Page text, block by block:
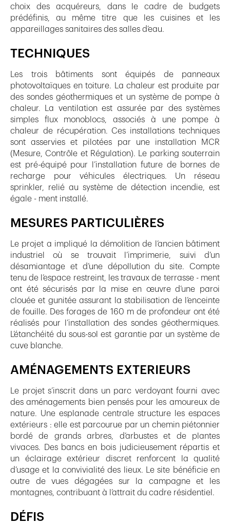
choix des acquéreurs, dans le cadre de budgets
prédéfinis, au même titre que les cuisines et les
appareillages sanitaires des salles d’eau.
TECHNIQUES
Les trois bâtiments sont équipés de panneaux
photovoltaïques en toiture. La chaleur est produite par
des sondes géothermiques et un système de pompe à
chaleur. La ventilation est assurée par des systèmes
simples flux monoblocs, associés à une pompe à
chaleur de récupération. Ces installations techniques
sont asservies et pilotées par une installation MCR
(Mesure, Contrôle et Régulation). Le parking souterrain
est pré-équipé pour l’installation future de bornes de
recharge pour véhicules électriques. Un réseau
sprinkler, relié au système de détection incendie, est
égale - ment installé.
MESURES PARTICULIÈRES
Le projet a impliqué la démolition de l’ancien bâtiment
industriel où se trouvait l’imprimerie, suivi d’un
désamiantage et d’une dépollution du site. Compte
tenu de l’espace restreint, les travaux de terrasse - ment
ont été sécurisés par la mise en œuvre d’une paroi
clouée et gunitée assurant la stabilisation de l’enceinte
de fouille. Des forages de 160 m de profondeur ont été
réalisés pour l’installation des sondes géothermiques.
L’étanchéité du sous-sol est garantie par un système de
cuve blanche.
AMÉNAGEMENTS EXTERIEURS
Le projet s’inscrit dans un parc verdoyant fourni avec
des aménagements bien pensés pour les amoureux de
nature. Une esplanade centrale structure les espaces
extérieurs : elle est parcourue par un chemin piétonnier
bordé de grands arbres, d’arbustes et de plantes
vivaces. Des bancs en bois judicieusement répartis et
un éclairage extérieur discret renforcent la qualité
d’usage et la convivialité des lieux. Le site bénéficie en
outre de vues dégagées sur la campagne et les
montagnes, contribuant à l’attrait du cadre résidentiel.
DÉFIS